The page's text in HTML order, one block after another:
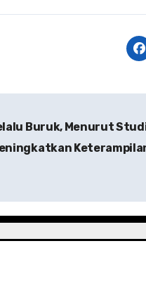
Buruk, Menurut